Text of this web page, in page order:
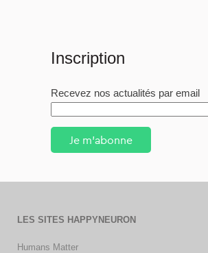
Inscription
Recevez nos actualités par email
Je m'abonne
LES SITES HAPPYNEURON
Humans Matter